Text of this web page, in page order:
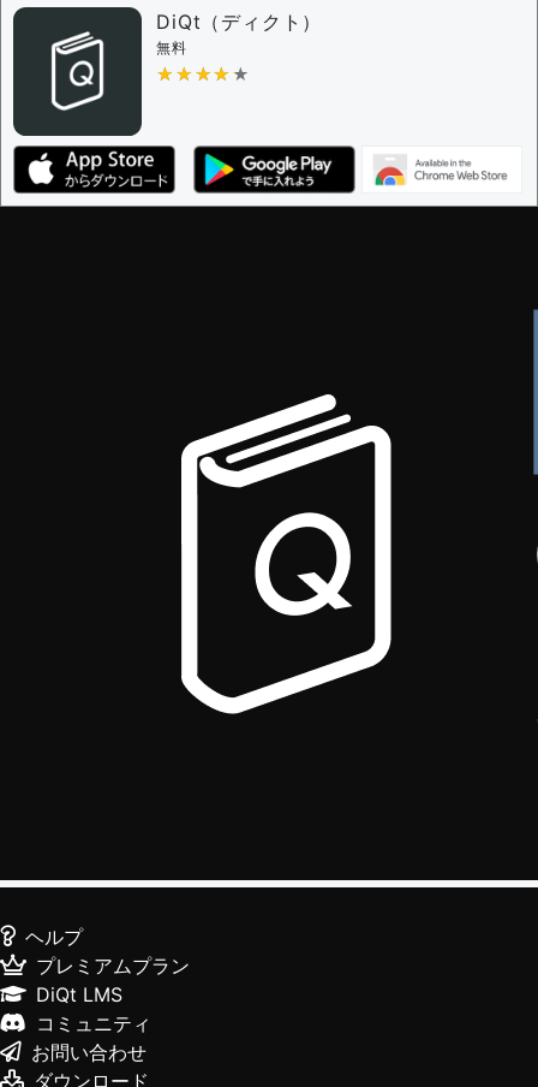
問題の編集権限を持つユーザー -
審査に対する投票権限を持つユーザー -
ザー
決定に必要な投票数 -
編集ガイドライン
DiQt（ディクト）
無料
★★★★★
★★★★★
ヘルプ
プレミアムプラン
DiQt LMS
コミュニティ
お問い合わせ
ダウンロード